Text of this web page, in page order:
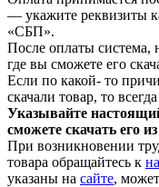
— укажите реквизиты
«СБП».
После оплаты система,
где вы сможете его
Если по какой- то
скачали товар, то
Указывайте
сможете скачать его
При возникновении
товара обращайтесь к
указаны на сайте,